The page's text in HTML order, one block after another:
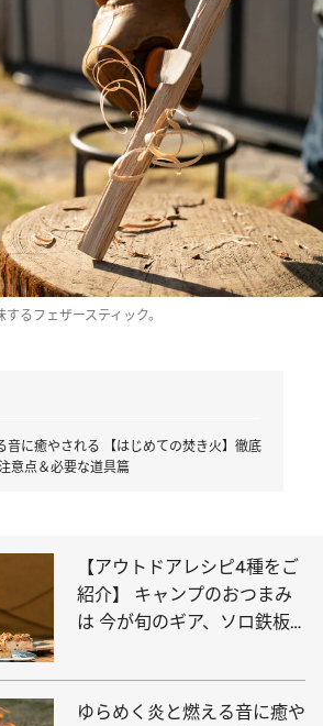
るフェザースティック。
音に癒やされる 【はじめての焚き火】徹底
意点＆必要な道具篇
【アウトドアレシピ4種をご
紹介】 キャンプのおつまみ
は 今が旬のギア、ソロ鉄板
ゆらめく炎と燃える音に癒や